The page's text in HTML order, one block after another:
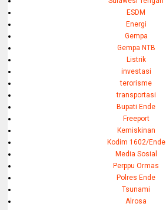
ESDM
Energi
Gempa
Gempa NTB
Listrik
investasi
terorisme
transportasi
Bupati Ende
Freeport
Kemiskinan
Kodim 1602/Ende
Media Sosial
Perppu Ormas
Polres Ende
Tsunami
Alrosa